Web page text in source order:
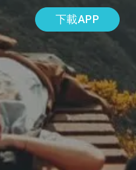
下載APP